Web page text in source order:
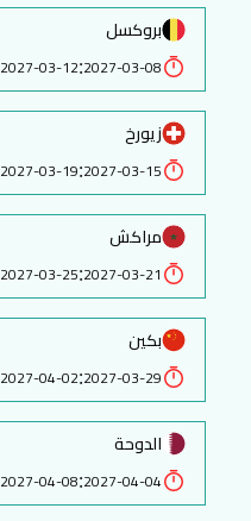
بروكسل
2027-03-08
:
2027-03-12
زيورخ
2027-03-15
:
2027-03-19
مراكش
2027-03-21
:
2027-03-25
بكين
2027-03-29
:
2027-04-02
الدوحة
2027-04-04
:
2027-04-08